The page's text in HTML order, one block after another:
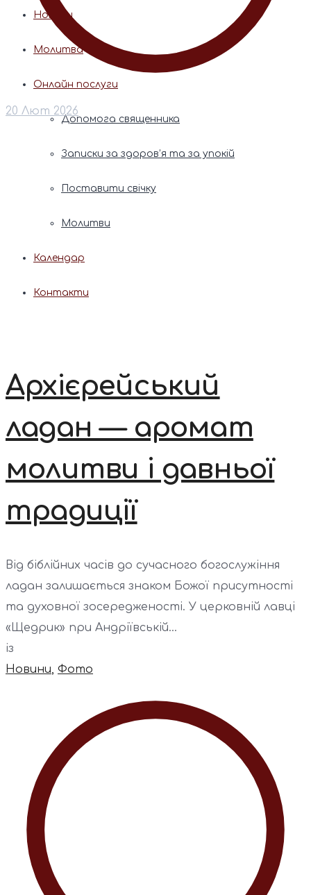
Новини
Молитва
Онлайн послуги
Допомога священника
Записки за здоров’я та за упокій
Поставити свічку
Молитви
Календар
Контакти
20 Лют 2026
Архієрейський
ладан — аромат
молитви і давньої
традиції
Від біблійних часів до сучасного богослужіння
ладан залишається знаком Божої присутності
та духовної зосередженості. У церковній лавці
«Щедрик» при Андріївській...
із
Новини, Фото